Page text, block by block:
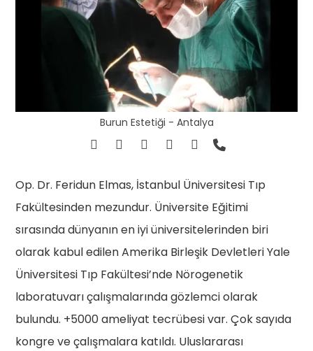
Burun Estetiği - Antalya
Op. Dr. Feridun Elmas, İstanbul Üniversitesi Tıp
Fakültesinden mezundur. Üniversite Eğitimi
sırasında dünyanın en iyi üniversitelerinden biri
olarak kabul edilen Amerika Birleşik Devletleri Yale
Üniversitesi Tıp Fakültesi’nde Nörogenetik
laboratuvarı çalışmalarında gözlemci olarak
bulundu. +5000 ameliyat tecrübesi var. Çok sayıda
kongre ve çalışmalara katıldı. Uluslararası